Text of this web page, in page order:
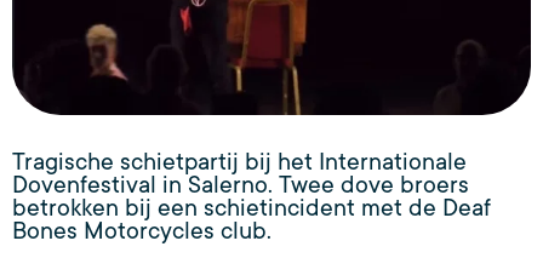
Tragische schietpartij bij het Internationale
Dovenfestival in Salerno. Twee dove broers
betrokken bij een schietincident met de Deaf
Bones Motorcycles club.